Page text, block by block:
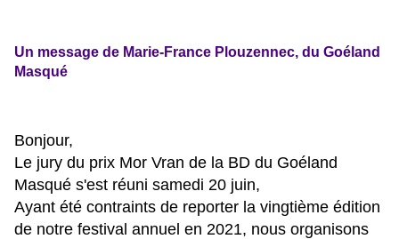
Un message de Marie-France Plouzennec, du Goéland
Masqué
Bonjour,
Le jury du prix Mor Vran de la BD du Goéland
Masqué s'est réuni samedi 20 juin,
Ayant été contraints de reporter la vingtième édition
de notre festival annuel en 2021, nous organisons